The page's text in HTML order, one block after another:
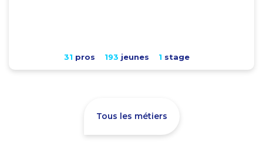
31 pros 193 jeunes 1 stage
Tous les métiers